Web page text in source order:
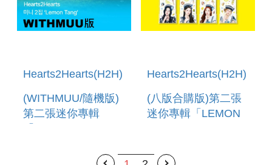
Hearts2Hearts(H2H)
(WITHMUU/隨機版)
第二張迷你專輯
VER.)」 (韓國進口
Hearts2Hearts(H2H)
(八版合購版)第二張
迷你專輯「LEMON